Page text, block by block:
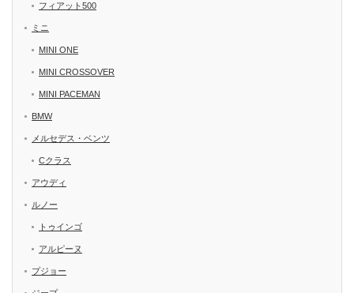
フィアット500
ミニ
MINI ONE
MINI CROSSOVER
MINI PACEMAN
BMW
メルセデス・ベンツ
Cクラス
アウディ
ルノー
トゥインゴ
アルピーヌ
プジョー